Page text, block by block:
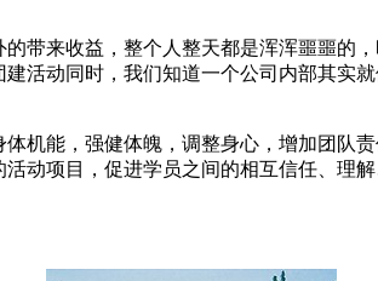
带来收益，整个人整天都是浑浑噩噩的
活动同时，我们知道一个公司内部其实
机能，强健体魄，调整身心，增加团队
动项目，促进学员之间的相互信任、理